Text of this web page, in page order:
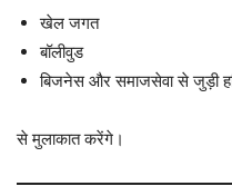
खेल जगत
बॉलीवुड
बिजनेस और समाजसेवा से जुड़ी
से मुलाकात करेंगे।